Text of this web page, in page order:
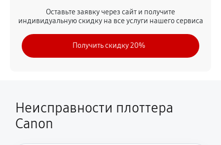
Замена каретки
5400 руб 60 минут
Замена трубок
Оставьте заявку через сайт и получите
индивидуальную скидку на все услуги нашего сервиса
Получить скидку 20%
Неисправности плоттера
Canon